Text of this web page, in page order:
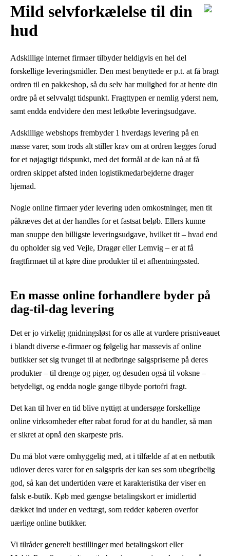
Mild selvforkælelse til din
hud
Adskillige internet firmaer tilbyder heldigvis en hel del
forskellige leveringsmidler. Den mest benyttede er p.t. at få bragt
ordren til en pakkeshop, så du selv har mulighed for at hente din
ordre på et selvvalgt tidspunkt. Fragttypen er nemlig yderst nem,
samt endda endvidere den mest letkøbte leveringsudgave.
Adskillige webshops frembyder 1 hverdags levering på en
masse varer, som trods alt stiller krav om at ordren lægges forud
for et nøjagtigt tidspunkt, med det formål at de kan nå at få
ordren skippet afsted inden logistikmedarbejderne drager
hjemad.
Nogle online firmaer yder levering uden omkostninger, men tit
påkræves det at der handles for et fastsat beløb. Ellers kunne
man snuppe den billigste leveringsudgave, hvilket tit – hvad end
du opholder sig ved Vejle, Dragør eller Lemvig – er at få
fragtfirmaet til at køre dine produkter til et afhentningssted.
En masse online forhandlere byder på
dag-til-dag levering
Det er jo virkelig gnidningsløst for os alle at vurdere prisniveauet
i blandt diverse e-firmaer og følgelig har massevis af online
butikker set sig tvunget til at nedbringe salgspriserne på deres
produkter – til drenge og piger, og desuden også til voksne –
betydeligt, og endda nogle gange tilbyde portofri fragt.
Det kan til hver en tid blive nyttigt at undersøge forskellige
online virksomheder efter rabat forud for at du handler, så man
er sikret at opnå den skarpeste pris.
Du må blot være omhyggelig med, at i tilfælde af at en netbutik
udlover deres varer for en salgspris der kan ses som ubegribelig
god, så kan det undertiden være et karakteristika der viser en
falsk e-butik. Køb med gængse betalingskort er imidlertid
dækket ind under en vedtægt, som redder køberen overfor
uærlige online butikker.
Vi tilråder generelt bestillinger med betalingskort eller